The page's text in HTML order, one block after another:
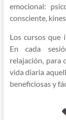
emocional:
consciente,
Los cursos que
En cada
relajación, para
vida diaria
beneficiosas y